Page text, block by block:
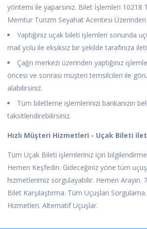
yöntemi ile yaparsınız. Bilet İşlemleri 10218
Memtur Turizm Seyahat Acentesi Üzerinden
Yaptığınız uçak bileti işlemleri sonunda
mail yolu ile eksiksiz bir şekilde tarafınıza
Çağrı merkezi üzerinden yaptığınız
öncesi ve sonrası müşteri temsilcileri ile
alabilirsiniz.
Tüm biletleme işlemlerinizi bankanızın
taksitlendirebilirsiniz.
Hızlı Müşteri Hizmetleri - Uçak Bileti
Tüm Uçak Bileti işlemleriniz için bilgilendirme
Hemen Keşfedin. Gideceğiniz yöne tüm
hizmetlerimiz sorgulayabilir. Hemen Arayın.
Bilet Karşılaştırma. Tüm Uçuşları
Hizmetleri. Alternatif Uçuşlar.